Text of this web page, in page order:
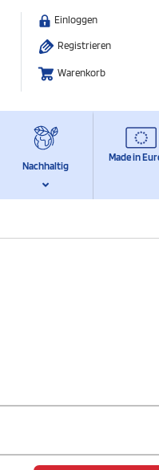
Einloggen
Registrieren
Warenkorb
Nachhaltig
Made in